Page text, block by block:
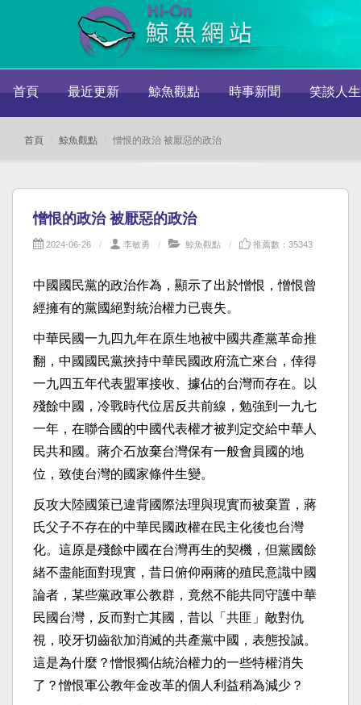
首頁 最近更新 鯨魚觀點 時事新聞 笑談人生
首頁 鯨魚觀點 憎恨的政治 被厭惡的政治
憎恨的政治 被厭惡的政治
2024-06-26 李敏勇 鯨魚觀點 推薦數：35343
中國國民黨的政治作為，顯示了出於憎恨，憎恨曾
經擁有的黨國絕對統治權力已喪失。
中華民國一九四九年在原生地被中國共產黨革命推
翻，中國國民黨挾持中華民國政府流亡來台，倖得
一九四五年代表盟軍接收、據佔的台灣而存在。以
殘餘中國，冷戰時代位居反共前線，勉強到一九七
一年，在聯合國的中國代表權才被判定交給中華人
民共和國。蔣介石放棄台灣保有一般會員國的地
位，致使台灣的國家條件生變。
反攻大陸國策已違背國際法理與現實而被棄置，蔣
氏父子不存在的中華民國政權在民主化後也台灣
化。這原是殘餘中國在台灣再生的契機，但黨國餘
緒不盡能面對現實，昔日俯仰兩蔣的殖民意識中國
論者，某些黨政軍公教群，竟然不能共同守護中華
民國台灣，反而對亡其國，昔以「共匪」敵對仇
視，咬牙切齒欲加消滅的共產黨中國，表態投誠。
這是為什麼？憎恨獨佔統治權力的一些特權消失
了？憎恨軍公教年金改革的個人利益稍為減少？